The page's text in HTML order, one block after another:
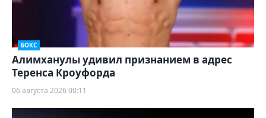
БОКС
Алимханулы удивил признанием в адрес
Теренса Кроуфорда
06 августа 2026 00:11